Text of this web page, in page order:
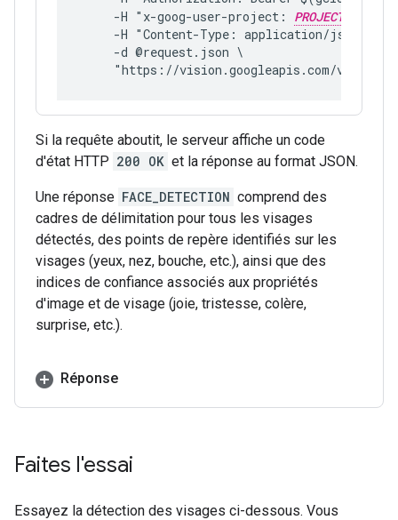
     -H "x-goog-user-project:
PROJECT_ID
-H "Content-Type: application/json;
     -d @request.json \
"https://vision.googleapis.com/v1/
Si la requête aboutit, le serveur affiche un code
d'état HTTP 200 OK et la réponse au format JSON.
Une réponse FACE_DETECTION comprend des
cadres de délimitation pour tous les visages
détectés, des points de repère identifiés sur les
visages (yeux, nez, bouche, etc.), ainsi que des
indices de confiance associés aux propriétés
d'image et de visage (joie, tristesse, colère,
surprise, etc.).
Réponse
Faites l'essai
Essayez la détection des visages ci-dessous. Vous